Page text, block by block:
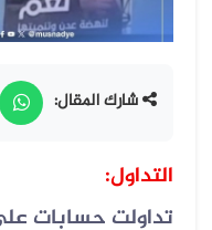
شارك المقال:
التداول:
تداولت حسابات